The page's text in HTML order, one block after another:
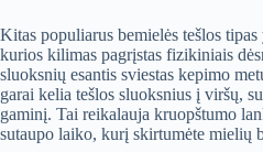
Kitas populiarus bemielės tešlos
kurios kilimas pagrįstas fizikiniais
sluoksnių esantis sviestas kepimo
garai kelia tešlos sluoksnius į viršų,
gaminį. Tai reikalauja kruopštumo
sutaupo laiko, kurį skirtumėte mielių